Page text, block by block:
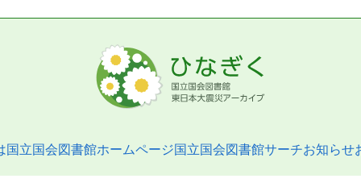
国立国会図書館ホームページ国立国会図書館サーチお知らせ